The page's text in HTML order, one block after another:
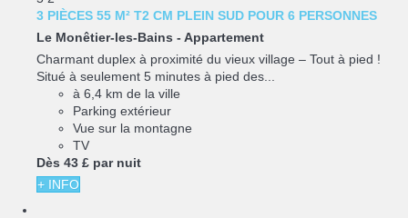
3 PIÈCES 55 M² T2 CM PLEIN SUD POUR 6 PERSONNES
Le Monêtier-les-Bains - Appartement
Charmant duplex à proximité du vieux village – Tout à pied !
Situé à seulement 5 minutes à pied des...
à 6,4 km de la ville
Parking extérieur
Vue sur la montagne
TV
Dès 43 £ par nuit
+ INFO